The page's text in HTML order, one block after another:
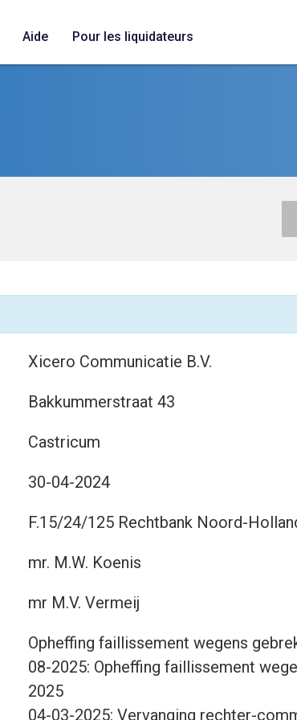
Aide Pour les liquidateurs
Xicero Communicatie B.V.
Bakkummerstraat 43
Castricum
30-04-2024
F.15/24/125 Rechtbank Noord-
mr. M.W. Koenis
mr M.V. Vermeij
Opheffing faillissement wegens
08-2025: Opheffing faillissement
2025
04-03-2025: Vervanging rechter-